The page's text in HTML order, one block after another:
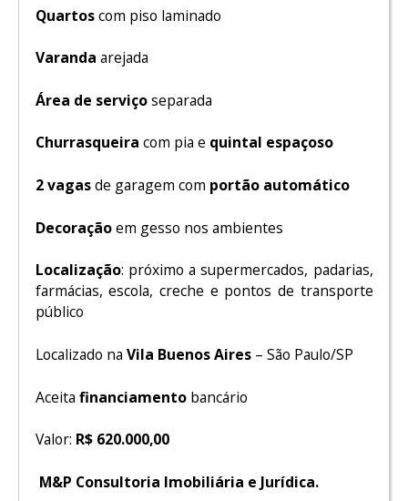
Quartoscom piso laminado
Varanda arejada
Área de serviçoseparada
Churrasqueira com pia e quintal espaçoso
2 vagasde garagem com portão automático
Decoraçãoem gesso nos ambientes
Localização: próximo a supermercados, padarias,
farmácias, escola, creche e pontos de transporte
público
Localizado na Vila Buenos Aires– São Paulo/SP
Aceita financiamentobancário
Valor: R$ 620.000,00
M&P Consultoria Imobiliária e Jurídica.